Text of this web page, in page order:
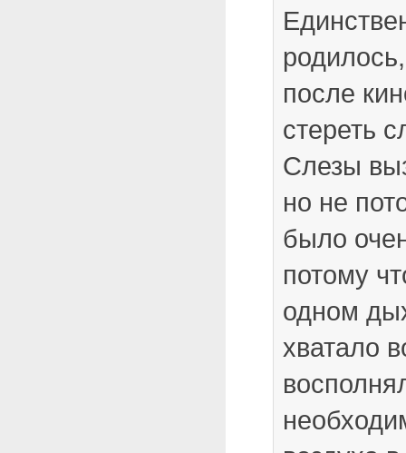
после
стереть
Слезы
но не
было
потому
одном
хватало